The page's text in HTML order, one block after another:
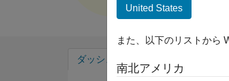
ダッシュボード
United States
また、以下のリストから
南北アメリカ